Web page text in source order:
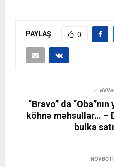
PAYLAŞ 0
“Bravo” da
köhnə məhsullar… –
bulka
NÖVBƏTI